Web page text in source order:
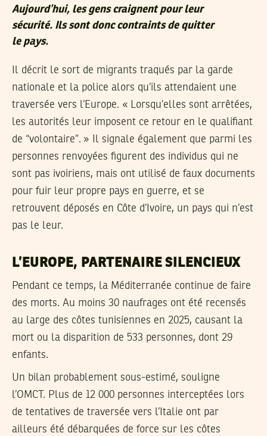
Aujourd’hui, les gens craignent pour leur
sécurité. Ils sont donc contraints de quitter
le pays.
Il décrit le sort de migrants traqués par la garde
nationale et la police alors qu’ils attendaient une
traversée vers l’Europe. « Lorsqu’elles sont arrêtées,
les autorités leur imposent ce retour en le qualifiant
de “volontaire”. » Il signale également que parmi les
personnes renvoyées figurent des individus qui ne
sont pas ivoiriens, mais ont utilisé de faux documents
pour fuir leur propre pays en guerre, et se
retrouvent déposés en Côte d’Ivoire, un pays qui n’est
pas le leur.
L’EUROPE, PARTENAIRE SILENCIEUX
Pendant ce temps, la Méditerranée continue de faire
des morts. Au moins 30 naufrages ont été recensés
au large des côtes tunisiennes en 2025, causant la
mort ou la disparition de 533 personnes, dont 29
enfants.
Un bilan probablement sous-estimé, souligne
l’OMCT. Plus de 12 000 personnes interceptées lors
de tentatives de traversée vers l’Italie ont par
ailleurs été débarquées de force sur les côtes